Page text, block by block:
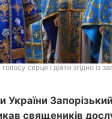
серця і діяти згідно із
Запорізький
священиків